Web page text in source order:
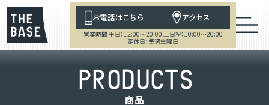
お電話はこちら アクセス
営業時間 平日：12:00～20:00 土日祝：10:00～20:00
定休日：毎週金曜日
PRODUCTS
商品